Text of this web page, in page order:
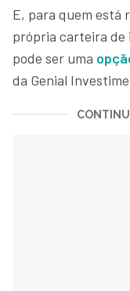
E, para quem está
própria carteira de
pode ser uma
da Genial